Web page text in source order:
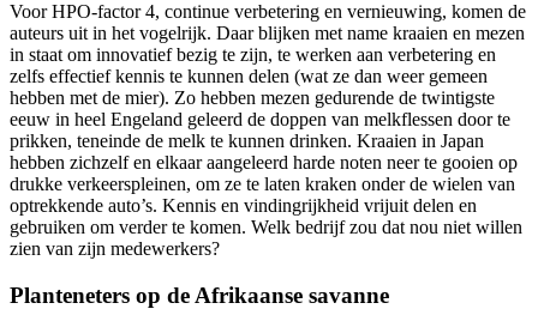
Voor HPO-factor 4, continue verbetering en vernieuwing, komen de
auteurs uit in het vogelrijk. Daar blijken met name kraaien en mezen
in staat om innovatief bezig te zijn, te werken aan verbetering en
zelfs effectief kennis te kunnen delen (wat ze dan weer gemeen
hebben met de mier). Zo hebben mezen gedurende de twintigste
eeuw in heel Engeland geleerd de doppen van melkflessen door te
prikken, teneinde de melk te kunnen drinken. Kraaien in Japan
hebben zichzelf en elkaar aangeleerd harde noten neer te gooien op
drukke verkeerspleinen, om ze te laten kraken onder de wielen van
optrekkende auto’s. Kennis en vindingrijkheid vrijuit delen en
gebruiken om verder te komen. Welk bedrijf zou dat nou niet willen
zien van zijn medewerkers?
Planteneters op de Afrikaanse savanne